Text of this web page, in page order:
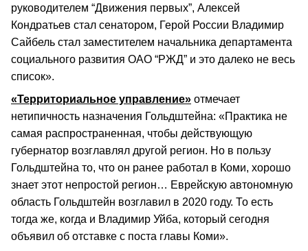
руководителем “Движения первых”, Алексей
Кондратьев стал сенатором, Герой России Владимир
Сайбель стал заместителем начальника департамента
социального развития ОАО “РЖД” и это далеко не весь
список».
«Территориальное управление» отмечает
нетипичность назначения Гольдштейна: «Практика не
самая распространенная, чтобы действующую
губернатор возглавлял другой регион. Но в пользу
Гольдштейна то, что он ранее работал в Коми, хорошо
знает этот непростой регион… Еврейскую автономную
область Гольдштейн возглавил в 2020 году. То есть
тогда же, когда и Владимир Уйба, который сегодня
объявил об отставке с поста главы Коми».